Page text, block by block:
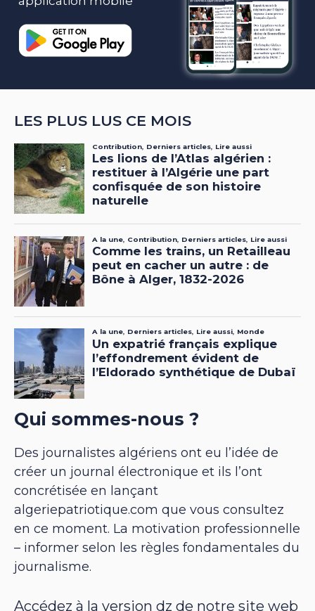
LES PLUS LUS CE MOIS
Qui sommes-nous ?
Des journalistes algériens ont eu l’idée de
créer un journal électronique et ils l’ont
concrétisée en lançant
algeriepatriotique.com que vous consultez
en ce moment. La motivation professionnelle
– informer selon les règles fondamentales du
journalisme.
Accédez à la version dz de notre site web